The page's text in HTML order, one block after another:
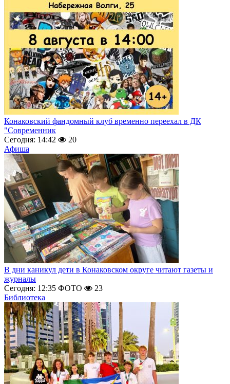
Конаковский фандомный клуб временно переехал в ДК
"Современник
Сегодня: 14:42
20
Афиша
В дни каникул дети в Конаковском округе читают газеты и
журналы
Сегодня: 12:35 ФОТО
23
Библиотека